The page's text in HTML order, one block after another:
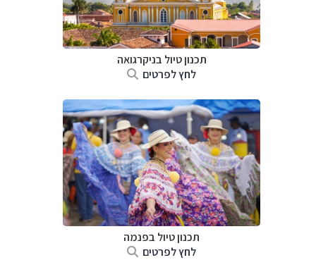
תכנון טיול בניקרגואה
לחץ לפרטים
תכנון טיול בפנמה
לחץ לפרטים